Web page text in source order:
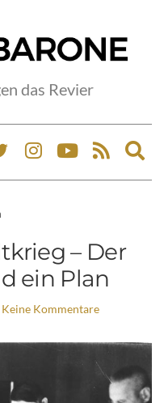
das Revier
– Der
ein Plan
Keine Kommentare